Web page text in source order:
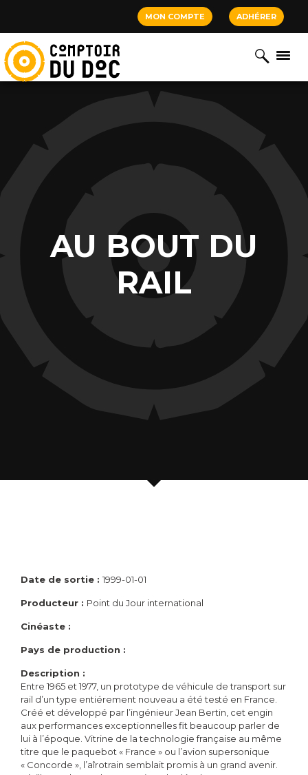
MON COMPTE ADHÉRER
AU BOUT DU
RAIL
Date de sortie : 1999-01-01
Producteur : Point du Jour international
Cinéaste :
Pays de production :
Description :
Entre 1965 et 1977, un prototype de véhicule de transport sur
rail d’un type entiérement nouveau a été testé en France.
Créé et développé par l’ingénieur Jean Bertin, cet engin
aux performances exceptionnelles fit beaucoup parler de
lui à l’époque. Vitrine de la technologie française au même
titre que le paquebot « France » ou l’avion supersonique
« Concorde », l’aîrotrain semblait promis à un grand avenir.
Cookies management panel